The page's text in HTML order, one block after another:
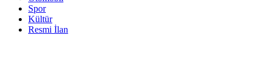
Spor
Kültür
Resmi İlan